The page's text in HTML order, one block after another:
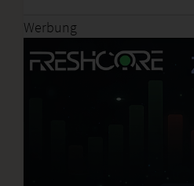
Werbung